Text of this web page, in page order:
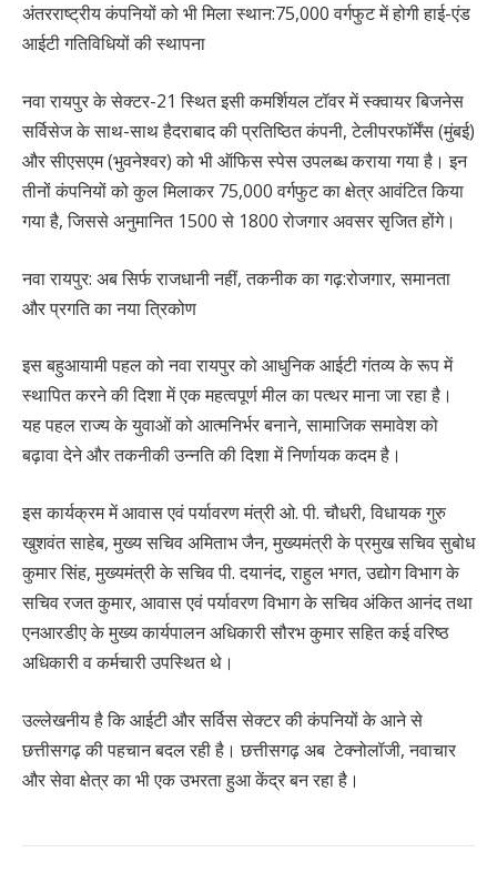
अंतरराष्ट्रीय कंपनियों को भी मिला स्थान:75,000 वर्गफुट में होगी हाई-एंड
आईटी गतिविधियों की स्थापना
नवा रायपुर के सेक्टर-21 स्थित इसी कमर्शियल टॉवर में स्क्वायर बिजनेस
सर्विसेज के साथ-साथ हैदराबाद की प्रतिष्ठित कंपनी, टेलीपरफॉर्मेंस (मुंबई)
और सीएसएम (भुवनेश्वर) को भी ऑफिस स्पेस उपलब्ध कराया गया है। इन
तीनों कंपनियों को कुल मिलाकर 75,000 वर्गफुट का क्षेत्र आवंटित किया
गया है, जिससे अनुमानित 1500 से 1800 रोजगार अवसर सृजित होंगे।
नवा रायपुर: अब सिर्फ राजधानी नहीं, तकनीक का गढ़:रोजगार, समानता
और प्रगति का नया त्रिकोण
इस बहुआयामी पहल को नवा रायपुर को आधुनिक आईटी गंतव्य के रूप में
स्थापित करने की दिशा में एक महत्वपूर्ण मील का पत्थर माना जा रहा है।
यह पहल राज्य के युवाओं को आत्मनिर्भर बनाने, सामाजिक समावेश को
बढ़ावा देने और तकनीकी उन्नति की दिशा में निर्णायक कदम है।
इस कार्यक्रम में आवास एवं पर्यावरण मंत्री ओ. पी. चौधरी, विधायक गुरु
खुशवंत साहेब, मुख्य सचिव अमिताभ जैन, मुख्यमंत्री के प्रमुख सचिव सुबोध
कुमार सिंह, मुख्यमंत्री के सचिव पी. दयानंद, राहुल भगत, उद्योग विभाग के
सचिव रजत कुमार, आवास एवं पर्यावरण विभाग के सचिव अंकित आनंद तथा
एनआरडीए के मुख्य कार्यपालन अधिकारी सौरभ कुमार सहित कई वरिष्ठ
अधिकारी व कर्मचारी उपस्थित थे।
उल्लेखनीय है कि आईटी और सर्विस सेक्टर की कंपनियों के आने से
छत्तीसगढ़ की पहचान बदल रही है। छत्तीसगढ़ अब टेक्नोलॉजी, नवाचार
और सेवा क्षेत्र का भी एक उभरता हुआ केंद्र बन रहा है।